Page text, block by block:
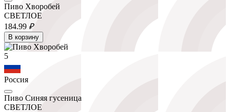
Пиво Хворобей
СВЕТЛОЕ
184.99 ₽
В корзину
5
Россия
Пиво Синяя гусеница
СВЕТЛОЕ